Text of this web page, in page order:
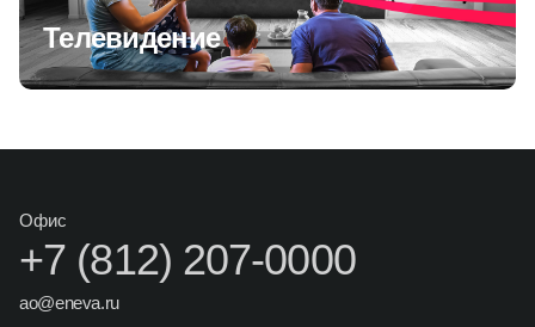
Телевидение
Офис
+7 (812) 207-0000
ao@eneva.ru